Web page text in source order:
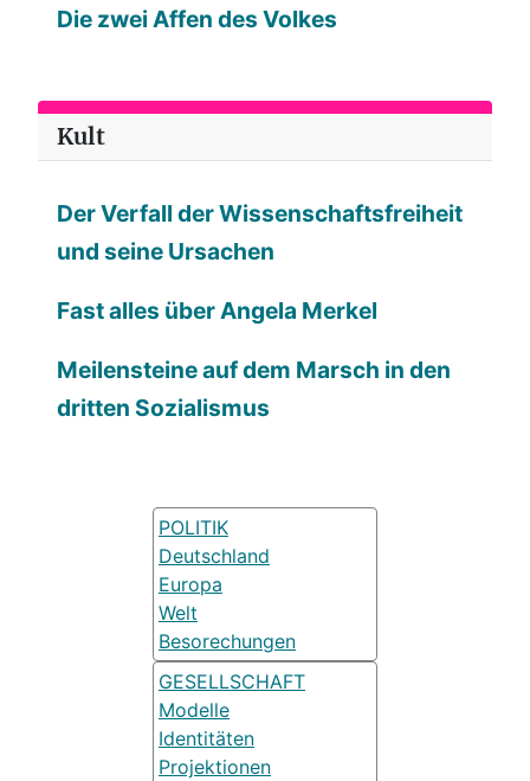
Die zwei Affen des Volkes
Kult
Der Verfall der Wissenschaftsfreiheit
und seine Ursachen
Fast alles über Angela Merkel
Meilensteine auf dem Marsch in den
dritten Sozialismus
POLITIK
Deutschland
Europa
Welt
Besorechungen
GESELLSCHAFT
Modelle
Identitäten
Projektionen